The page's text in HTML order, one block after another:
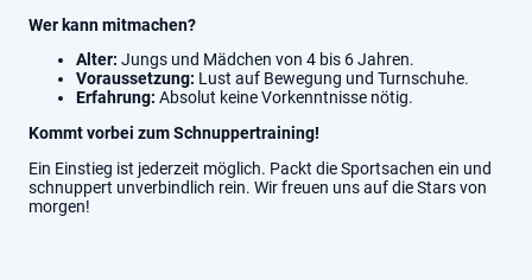
Wer kann mitmachen?
Alter: Jungs und Mädchen von 4 bis 6 Jahren.
Voraussetzung: Lust auf Bewegung und Turnschuhe.
Erfahrung: Absolut keine Vorkenntnisse nötig.
Kommt vorbei zum Schnuppertraining!
Ein Einstieg ist jederzeit möglich. Packt die Sportsachen ein und
schnuppert unverbindlich rein. Wir freuen uns auf die Stars von
morgen!